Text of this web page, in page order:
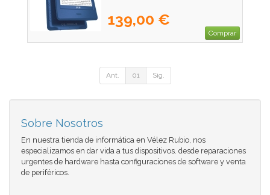
139,00 €
Comprar
Ant. 01 Sig.
Sobre Nosotros
En nuestra tienda de informática en Vélez Rubio, nos
especializamos en dar vida a tus dispositivos. desde reparaciones
urgentes de hardware hasta configuraciones de software y venta
de periféricos.